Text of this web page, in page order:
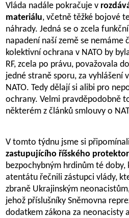
Vláda nadále pokračuje v
materiálu, včetně těžké bojové
náhrady. Jedná se o zcela
napadení naší země se nemáme
kolektivní ochrana v NATO by
RF, zcela po právu, považovala
jedné straně sporu, za vyhlášení
NATO. Tedy dělají si alibi pro
ochrany. Velmi pravděpodobně
některém z článků smlouvy o
V tomto týdnu jsme si
zastupujícího říšského
bezpochybným hrdinům té
atentátu řečnili zástupci vlády,
zbraně Ukrajinským
jehož příslušníky Sněmovna
dodatkem zákona za neonacisty